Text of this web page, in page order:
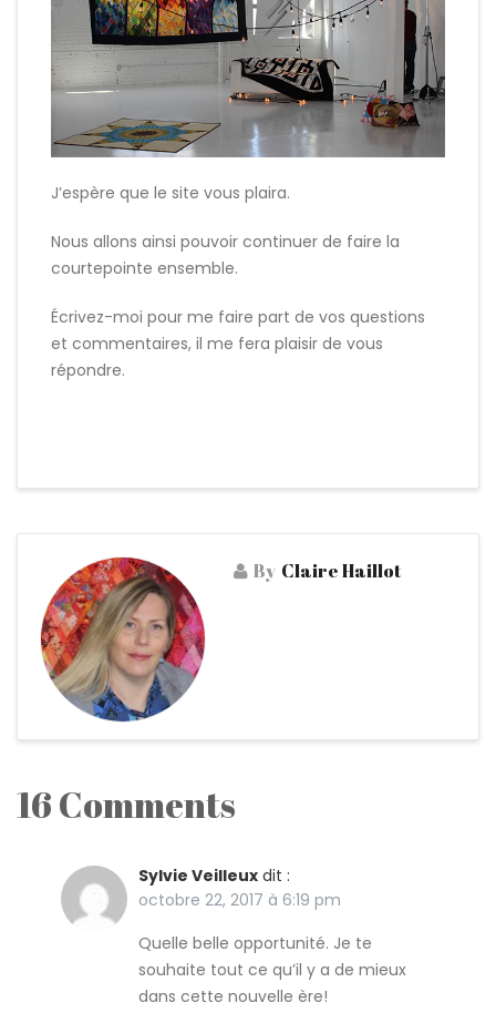
J’espère que le site vous plaira.
Nous allons ainsi pouvoir continuer de faire la
courtepointe ensemble.
Écrivez-moi pour me faire part de vos questions
et commentaires, il me fera plaisir de vous
répondre.
By Claire Haillot
16 Comments
Sylvie Veilleux dit :
octobre 22, 2017 à 6:19 pm
Quelle belle opportunité. Je te
souhaite tout ce qu’il y a de mieux
dans cette nouvelle ère!